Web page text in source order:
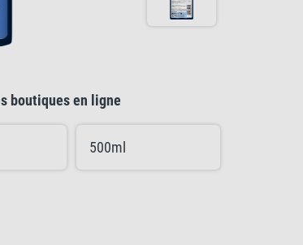
boutiques en ligne
500ml